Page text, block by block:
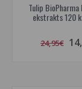
Tulip
ekstrakts 120
24,95€